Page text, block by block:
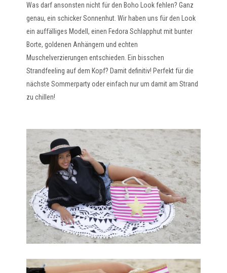
Was darf ansonsten nicht für den Boho Look fehlen? Ganz
genau, ein schicker Sonnenhut. Wir haben uns für den Look
ein auffälliges Modell, einen Fedora Schlapphut mit bunter
Borte, goldenen Anhängern und echten
Muschelverzierungen entschieden. Ein bisschen
Strandfeeling auf dem Kopf? Damit definitiv! Perfekt für die
nächste Sommerparty oder einfach nur um damit am Strand
zu chillen!